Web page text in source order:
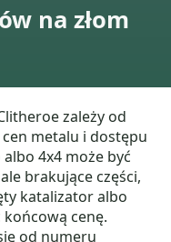
na złom
zależy od
metalu i dostępu
4x4 może być
brakujące części,
katalizator albo
cenę.
od numeru